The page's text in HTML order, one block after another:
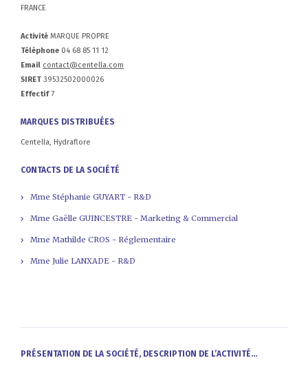
FRANCE
Activité MARQUE PROPRE
Téléphone 04 68 85 11 12
Email contact@centella.com
SIRET 39532502000026
Effectif7
MARQUES DISTRIBUÉES
Centella, Hydraflore
CONTACTS DE LA SOCIÉTÉ
Mme Stéphanie GUYART - R&D
Mme Gaëlle GUINCESTRE - Marketing & Commercial
Mme Mathilde CROS - Réglementaire
Mme Julie LANXADE - R&D
PRÉSENTATION DE LA SOCIÉTÉ, DESCRIPTION DE L’ACTIVITÉ...